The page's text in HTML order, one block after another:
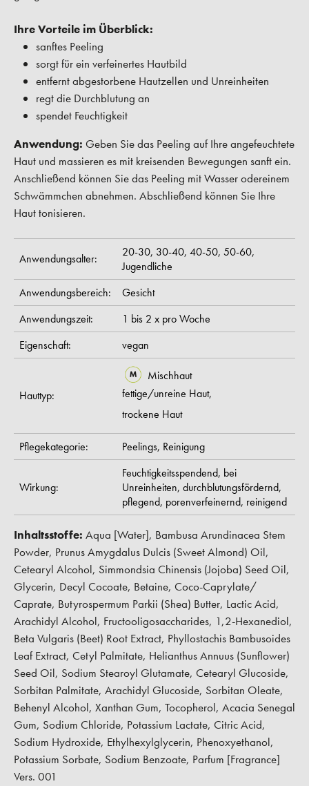
Ihre Vorteile im Überblick:
sanftes Peeling
sorgt für ein verfeinertes Hautbild
entfernt abgestorbene Hautzellen und Unreinheiten
regt die Durchblutung an
spendet Feuchtigkeit
Anwendung: Geben Sie das Peeling auf Ihre angefeuchtete
Haut und massieren es mit kreisenden Bewegungen sanft ein.
Anschließend können Sie das Peeling mit Wasser odereinem
Schwämmchen abnehmen. Abschließend können Sie Ihre
Haut tonisieren.
Anwendungsalter: 20-30, 30-40, 40-50, 50-60,
Jugendliche
Anwendungsbereich:
Gesicht
Anwendungszeit:
1 bis 2 x pro Woche
Eigenschaft:
vegan
Hauttyp:
Mischhaut
fettige/unreine Haut,
trockene Haut
Pflegekategorie: Peelings, Reinigung
Wirkung:
Feuchtigkeitsspendend, bei
Unreinheiten, durchblutungsfördernd,
pflegend, porenverfeinernd, reinigend
Inhaltsstoffe: Aqua [Water], Bambusa Arundinacea Stem
Powder, Prunus Amygdalus Dulcis (Sweet Almond) Oil,
Cetearyl Alcohol, Simmondsia Chinensis (Jojoba) Seed Oil,
Glycerin, Decyl Cocoate, Betaine, Coco-Caprylate/
Caprate, Butyrospermum Parkii (Shea) Butter, Lactic Acid,
Arachidyl Alcohol, Fructooligosaccharides, 1,2-Hexanediol,
Beta Vulgaris (Beet) Root Extract, Phyllostachis Bambusoides
Leaf Extract, Cetyl Palmitate, Helianthus Annuus (Sunflower)
Seed Oil, Sodium Stearoyl Glutamate, Cetearyl Glucoside,
Sorbitan Palmitate, Arachidyl Glucoside, Sorbitan Oleate,
Behenyl Alcohol, Xanthan Gum, Tocopherol, Acacia Senegal
Gum, Sodium Chloride, Potassium Lactate, Citric Acid,
Sodium Hydroxide, Ethylhexylglycerin, Phenoxyethanol,
Potassium Sorbate, Sodium Benzoate, Parfum [Fragrance]
Vers. 001